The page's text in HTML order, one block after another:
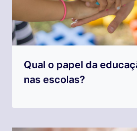
Qual o papel da
nas escolas?